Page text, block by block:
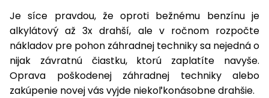
Je síce pravdou, že oproti bežnému benzínu je
alkylátový až 3x drahší, ale v ročnom rozpočte
nákladov pre pohon záhradnej techniky sa nejedná o
nijak závratnú čiastku, ktorú zaplatíte navyše.
Oprava poškodenej záhradnej techniky alebo
zakúpenie novej vás vyjde niekoľkonásobne drahšie.